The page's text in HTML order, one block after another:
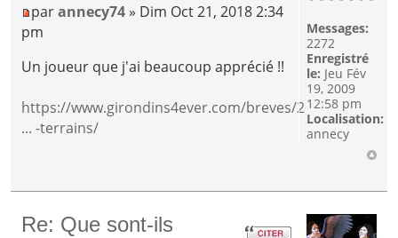
parannecy74 » Dim Oct 21, 2018 2:34
pm
Un joueur que j'ai beaucoup apprécié !!
https://www.girondins4ever.com/breves/2
... -terrains/
Messages:
2272
Enregistré
le: Jeu Fév
19, 2009
12:58 pm
Localisation:
annecy
Re: Que sont-ils